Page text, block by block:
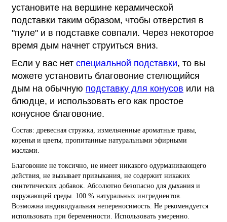
установите на вершине керамической
подставки таким образом, чтобы отверстия в
"пуле" и в подставке совпали. Через некоторое
время дым начнет струиться вниз.
Если у вас нет специальной подставки, то вы
можете установить благовоние стелющийся
дым на обычную подставку для конусов или на
блюдце, и использовать его как простое
конусное благовоние.
Состав: древесная стружка, измельченные ароматные травы,
коренья и цветы, пропитанные натуральными эфирными
маслами.
Благовоние не токсично, не имеет никакого одурманивающего
действия, не вызывает привыкания, не содержит никаких
синтетических добавок. Абсолютно безопасно для дыхания и
окружающей среды. 100 % натуральных ингредиентов.
Возможна индивидуальная непереносимость. Не рекомендуется
использовать при беременности. Использовать умеренно.